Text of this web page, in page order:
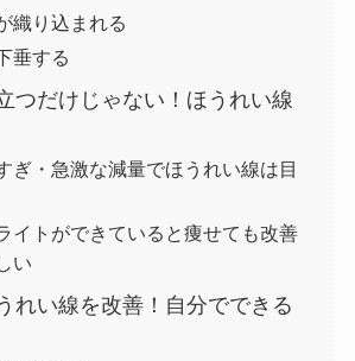
織り込まれる
垂する
つだけじゃない！ほうれい線
ぎ・急激な減量でほうれい線は目
イトができていると痩せても改善
い
れい線を改善！自分でできる